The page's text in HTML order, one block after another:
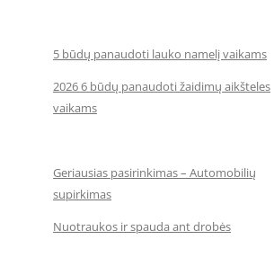
5 būdų panaudoti lauko namelį vaikams
2026 6 būdų panaudoti žaidimų aikšteles
vaikams
Geriausias pasirinkimas – Automobilių
supirkimas
Nuotraukos ir spauda ant drobės